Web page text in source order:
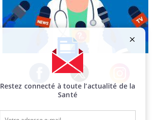
Facebook Twitter Instagram
Restez connecté à toute l’actualité de la
Santé